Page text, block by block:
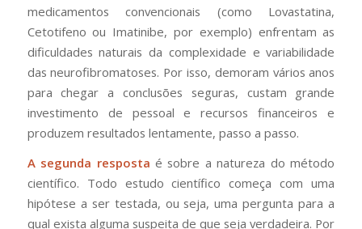
medicamentos convencionais (como Lovastatina,
Cetotifeno ou Imatinibe, por exemplo) enfrentam as
dificuldades naturais da complexidade e variabilidade
das neurofibromatoses. Por isso, demoram vários anos
para chegar a conclusões seguras, custam grande
investimento de pessoal e recursos financeiros e
produzem resultados lentamente, passo a passo.
A segunda resposta é sobre a natureza do método
científico. Todo estudo científico começa com uma
hipótese a ser testada, ou seja, uma pergunta para a
qual exista alguma suspeita de que seja verdadeira. Por